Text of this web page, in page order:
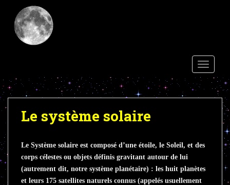
a
i
n
n
t
Le système solaire
Le Système solaire est composé d’une étoile, le Soleil, et des
corps célestes ou objets définis gravitant autour de lui
(autrement dit, notre système planétaire) : les huit planètes
et leurs 175 satellites naturels connus (appelés usuellement